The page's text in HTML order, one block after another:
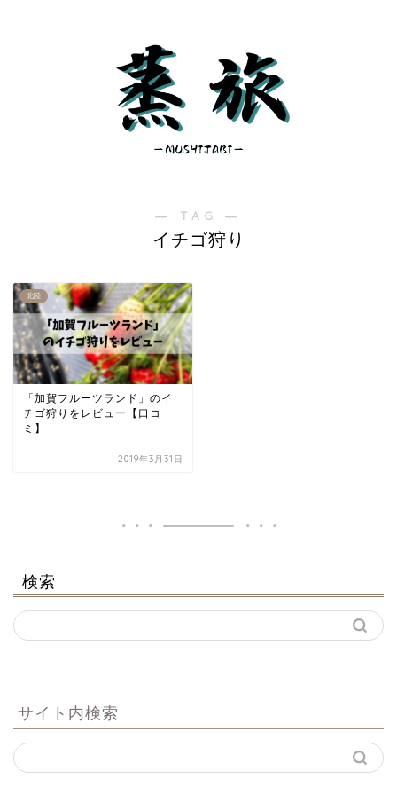
― TAG ―
イチゴ狩り
北陸
「加賀フルーツランド」のイ
チゴ狩りをレビュー【口コ
ミ】
2019年3月31日
検索
サイト内検索